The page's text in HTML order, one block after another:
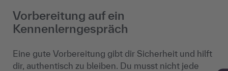
Vorbereitung auf ein
Kennenlerngespräch
Eine gute Vorbereitung gibt dir Sicherheit und hilft
dir, authentisch zu bleiben. Du musst nicht jede